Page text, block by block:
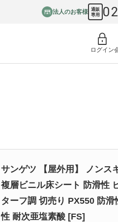
法人のお客様 通販
専用
ログイン
サンゲツ 【屋外用】 ノンス
複層ビニル床シート 防滑性
ターフ調 切売り PX550 防
性 耐次亜塩素酸 [FS]